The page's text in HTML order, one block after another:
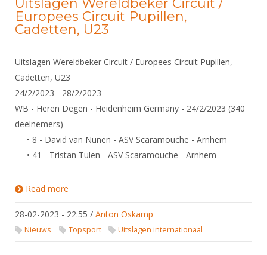
Uitslagen Wereldbeker Circuit /
Europees Circuit Pupillen,
Cadetten, U23
Uitslagen Wereldbeker Circuit / Europees Circuit Pupillen,
Cadetten, U23
24/2/2023 - 28/2/2023
WB - Heren Degen - Heidenheim Germany - 24/2/2023 (340
deelnemers)
• 8 - David van Nunen - ASV Scaramouche - Arnhem
• 41 - Tristan Tulen - ASV Scaramouche - Arnhem
Read more
28-02-2023 - 22:55 / Anton Oskamp
Nieuws Topsport Uitslagen internationaal